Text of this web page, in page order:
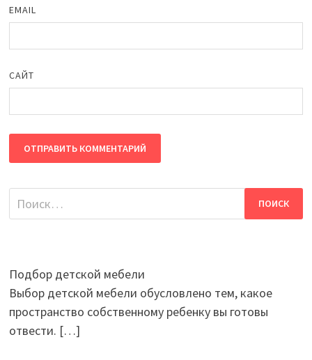
EMAIL
САЙТ
Найти:
Подбор детской мебели
Выбор детской мебели обусловлено тем, какое
пространство собственному ребенку вы готовы
отвести. […]